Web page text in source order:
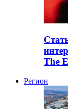
The
Регион